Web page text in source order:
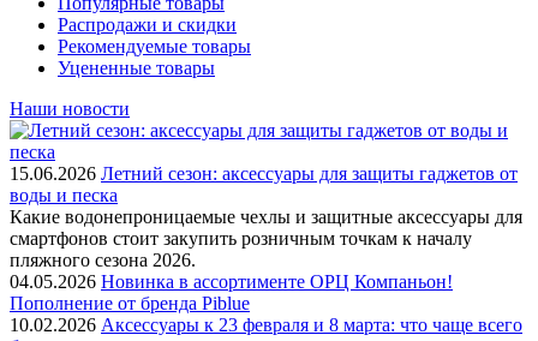
Распродажи и скидки
Рекомендуемые товары
Уцененные товары
Наши новости
15.06.2026 Летний сезон: аксессуары для защиты гаджетов от
воды и песка
Какие водонепроницаемые чехлы и защитные аксессуары для
смартфонов стоит закупить розничным точкам к началу
пляжного сезона 2026.
04.05.2026 Новинка в ассортименте OРЦ Компаньон!
Пополнение от бренда Piblue
10.02.2026 Аксессуары к 23 февраля и 8 марта: что чаще всего